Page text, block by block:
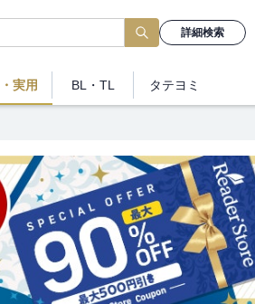
詳細検索
・実用 BL・TL タテヨミ